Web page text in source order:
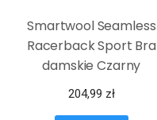
Smartwool Seamless
Racerback Sport Bra
damskie Czarny
204,99 zł